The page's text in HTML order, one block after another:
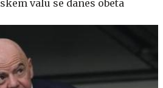
valu se danes obeta